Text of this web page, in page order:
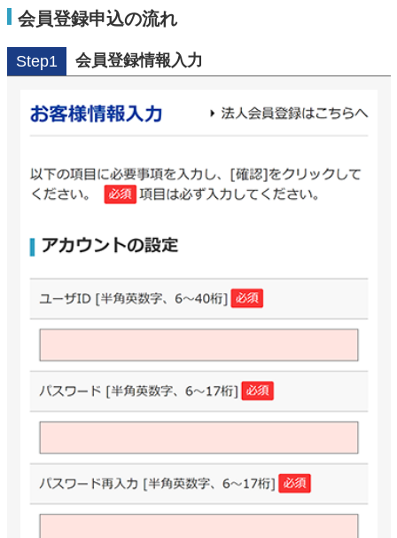
会員登録申込の流れ
Step1 会員登録情報入力